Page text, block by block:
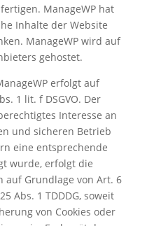
ManageWP hat
Inhalte der Website
ManageWP wird auf
gehostet.
erfolgt auf
1 lit. f DSGVO. Der
Interesse an
und sicheren Betrieb
eine entsprechende
wurde, erfolgt die
auf Grundlage von Art. 6
Abs. 1 TDDDG, soweit
von Cookies oder